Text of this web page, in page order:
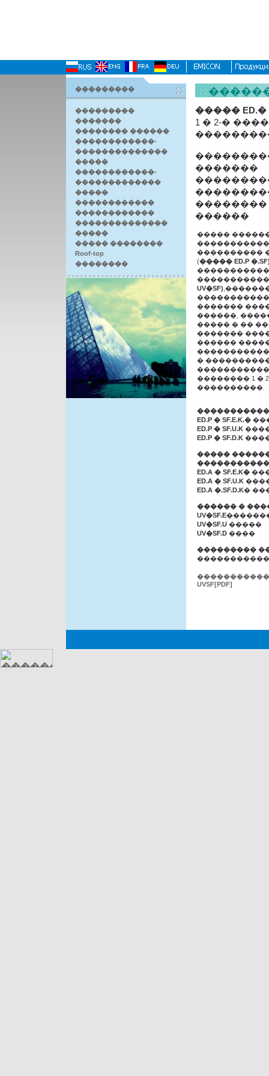
���������
���������
�������
�������� ������
������������-
��������������
�����
������������-
�������������
�����
������������
������������
��������������
�����
����� ��������
Roof-top
��������
����� ED.�
1 � 2-�
�������
��������
������
�����
����������
(����� ED.P
�����������
UV�SF)
�������
������,
����� � ��
�������
������
�
�������� 1 �
����������.
ED.P � SF.E.K.�
ED.P � SF.U.K
ED.P � SF.D.K
�����
ED.A � SF.E.K�
ED.A � SF.U.K
ED.A �.SF.D.K�
������ �
UV�SF.E
UV�SF.U �����
UV�SF.D ����
���������
�����������
�����������
UVSF[PDF]